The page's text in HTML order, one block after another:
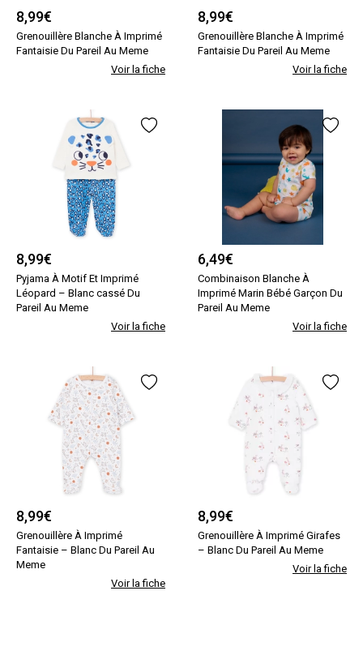
8,99€
Grenouillère Blanche À Imprimé
Fantaisie Du Pareil Au Meme
Voir la fiche
8,99€
Grenouillère Blanche À Imprimé
Fantaisie Du Pareil Au Meme
Voir la fiche
8,99€
Pyjama À Motif Et Imprimé
Léopard – Blanc cassé Du
Pareil Au Meme
Voir la fiche
6,49€
Combinaison Blanche À
Imprimé Marin Bébé Garçon Du
Pareil Au Meme
Voir la fiche
8,99€
Grenouillère À Imprimé
Fantaisie – Blanc Du Pareil Au
Meme
Voir la fiche
8,99€
Grenouillère À Imprimé Girafes
– Blanc Du Pareil Au Meme
Voir la fiche